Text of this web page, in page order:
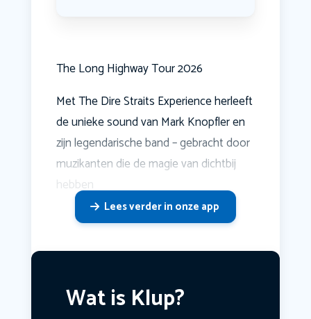
The Long Highway Tour 2026
Met The Dire Straits Experience herleeft
de unieke sound van Mark Knopfler en
zijn legendarische band – gebracht door
muzikanten die de magie van dichtbij
hebben
Lees verder in onze app
Wat is Klup?